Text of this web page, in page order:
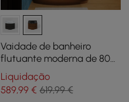
Vaidade de banheiro
flutuante moderna de 800
mm com bacia de vidro de
uma peça e 2 gavetas em
nogueira
Liquidação
589,99€ 619,99 €